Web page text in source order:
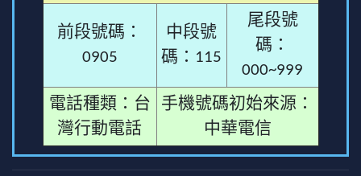
前段號碼：
0905
中段號
碼：115
尾段號
碼：
000~999
電話種類：台
灣行動電話
手機號碼初始來源：
中華電信